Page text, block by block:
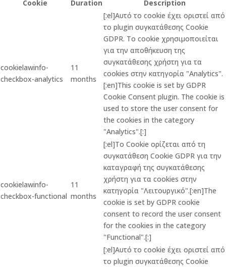
Cookie
Duration Description
cookielawinfo-
checkbox-analytics
11
months
[:el]Αυτό το cookie έχει οριστεί από
το plugin συγκατάθεσης Cookie
GDPR. Το cookie χρησιμοποιείται
για την αποθήκευση της
συγκατάθεσης χρήστη για τα
cookies στην κατηγορία "Analytics".
[:en]This cookie is set by GDPR
Cookie Consent plugin. The cookie is
used to store the user consent for
the cookies in the category
"Analytics".[:]
cookielawinfo-
checkbox-functional
11
months
[:el]Το Cookie ορίζεται από τη
συγκατάθεση Cookie GDPR για την
καταγραφή της συγκατάθεσης
χρήστη για τα cookies στην
κατηγορία "Λειτουργικό".[:en]The
cookie is set by GDPR cookie
consent to record the user consent
for the cookies in the category
"Functional".[:]
[:el]Αυτό το cookie έχει οριστεί από
το plugin συγκατάθεσης Cookie